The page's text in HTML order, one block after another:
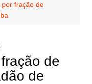
por fração de
de
de